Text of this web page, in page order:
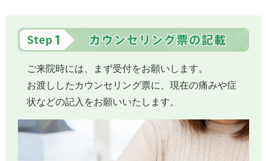
ご来院時には、まず受付をお願いします。
お渡ししたカウンセリング票に、現在の痛みや症
状などの記入をお願いいたします。